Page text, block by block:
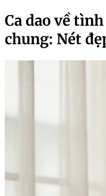
Ca dao về
chung: Nét